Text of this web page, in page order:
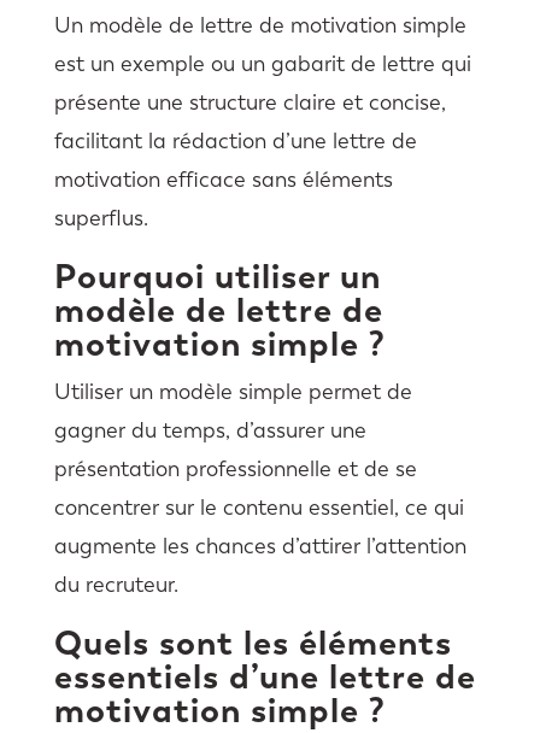
Un modèle de lettre de motivation simple
est un exemple ou un gabarit de lettre qui
présente une structure claire et concise,
facilitant la rédaction d’une lettre de
motivation efficace sans éléments
superflus.
Pourquoi utiliser un
modèle de lettre de
motivation simple ?
Utiliser un modèle simple permet de
gagner du temps, d’assurer une
présentation professionnelle et de se
concentrer sur le contenu essentiel, ce qui
augmente les chances d’attirer l’attention
du recruteur.
Quels sont les éléments
essentiels d’une lettre de
motivation simple ?